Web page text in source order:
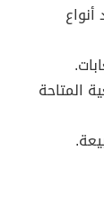
المتاحة